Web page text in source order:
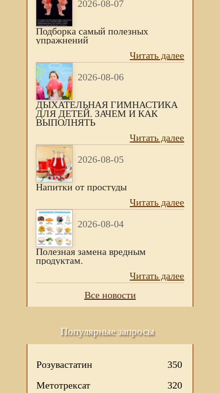
2026-08-07
Подборка самый полезных
упражнений
Читать далее
2026-08-06
ДЫХАТЕЛЬНАЯ ГИМНАСТИКА
ДЛЯ ДЕТЕЙ. ЗАЧЕМ И КАК
ВЫПОЛНЯТЬ
Читать далее
2026-08-05
Напитки от простуды
Читать далее
2026-08-04
Полезная замена вредным
продуктам.
Читать далее
Все новости
Популярные запросы
Розувастатин
350
Метотрексат
320